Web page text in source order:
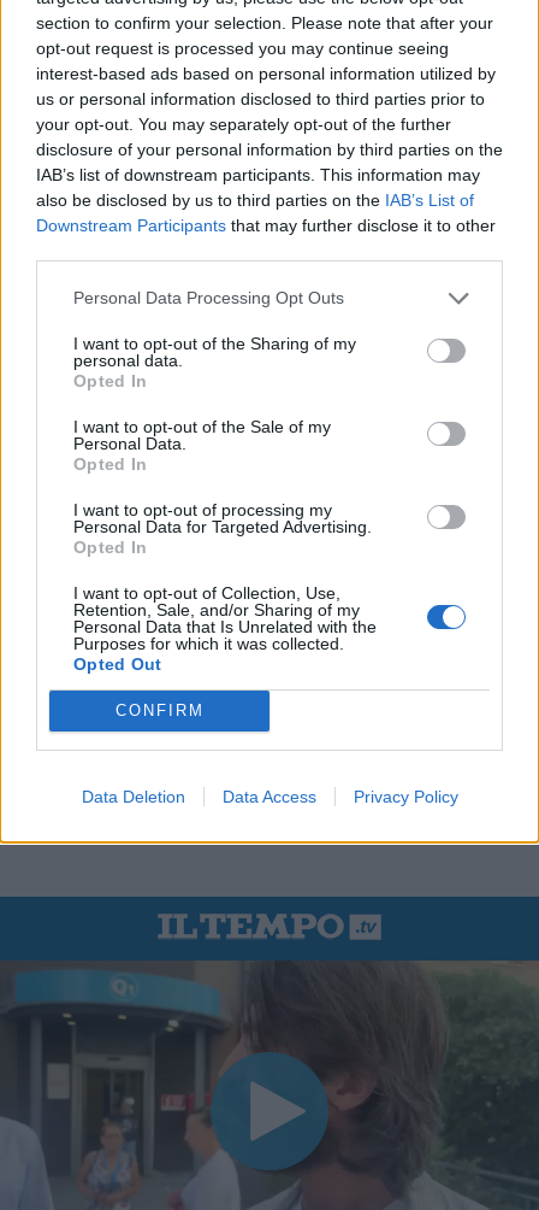
section to confirm your selection. Please note that after your
opt-out request is processed you may continue seeing
interest-based ads based on personal information utilized by
us or personal information disclosed to third parties prior to
your opt-out. You may separately opt-out of the further
disclosure of your personal information by third parties on the
IAB’s list of downstream participants. This information may
also be disclosed by us to third parties on the IAB’s List of
Downstream Participants that may further disclose it to other
Personal Data Processing Opt Outs
I want to opt-out of the Sharing of my
personal data.
Opted In
I want to opt-out of the Sale of my
Personal Data.
Opted In
I want to opt-out of processing my
Personal Data for Targeted Advertising.
Opted In
I want to opt-out of Collection, Use,
Retention, Sale, and/or Sharing of my
Personal Data that Is Unrelated with the
Purposes for which it was collected.
Opted Out
CONFIRM
Data Deletion Data Access Privacy Policy